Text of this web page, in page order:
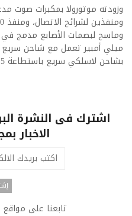
بشاحن لاسلكي سريع باستطاعة 15 واط.(روسيا اليوم)
اشترك فى النشرة
الاخبار
تابعنا على